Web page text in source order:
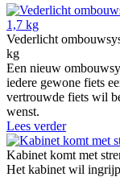
Vederlicht
kg
Een nieuw
iedere gewone fiets
vertrouwde fiets wil
wenst.
Lees verder
Kabinet komt met
Het kabinet wil